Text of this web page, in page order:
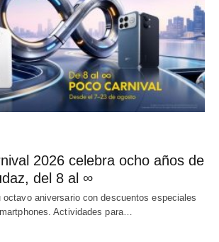
2026 celebra ocho años de
del 8 al ∞
octavo aniversario con descuentos especiales
Actividades para…